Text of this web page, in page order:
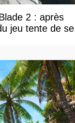
2 : après
jeu tente de se